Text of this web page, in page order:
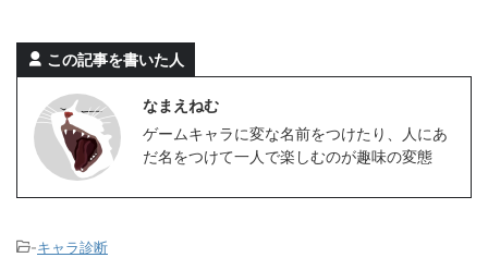
この記事を書いた人
なまえねむ
ゲームキャラに変な名前をつけたり、人にあ
だ名をつけて一人で楽しむのが趣味の変態
-キャラ診断